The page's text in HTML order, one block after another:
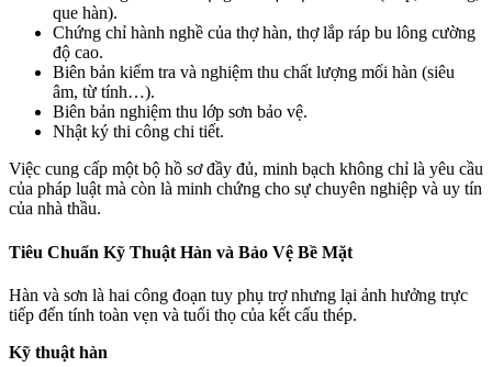
que hàn).
Chứng chỉ hành nghề của thợ hàn, thợ lắp ráp bu lông cường
độ cao.
Biên bản kiểm tra và nghiệm thu chất lượng mối hàn (siêu
âm, từ tính…).
Biên bản nghiệm thu lớp sơn bảo vệ.
Nhật ký thi công chi tiết.
Việc cung cấp một bộ hồ sơ đầy đủ, minh bạch không chỉ là yêu cầu
của pháp luật mà còn là minh chứng cho sự chuyên nghiệp và uy tín
của nhà thầu.
Tiêu Chuẩn Kỹ Thuật Hàn và Bảo Vệ Bề Mặt
Hàn và sơn là hai công đoạn tuy phụ trợ nhưng lại ảnh hưởng trực
tiếp đến tính toàn vẹn và tuổi thọ của kết cấu thép.
Kỹ thuật hàn